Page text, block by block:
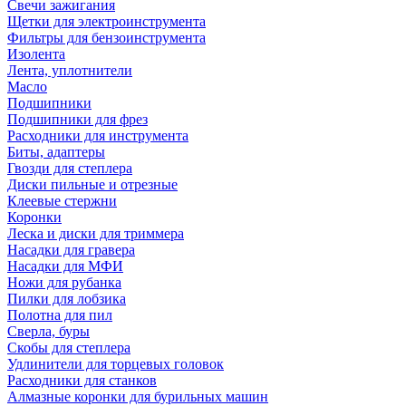
Свечи зажигания
Щетки для электроинструмента
Фильтры для бензоинструмента
Изолента
Лента, уплотнители
Масло
Подшипники
Подшипники для фрез
Расходники для инструмента
Биты, адаптеры
Гвозди для степлера
Диски пильные и отрезные
Клеевые стержни
Коронки
Леска и диски для триммера
Насадки для гравера
Насадки для МФИ
Ножи для рубанка
Пилки для лобзика
Полотна для пил
Сверла, буры
Скобы для степлера
Удлинители для торцевых головок
Расходники для станков
Алмазные коронки для бурильных машин